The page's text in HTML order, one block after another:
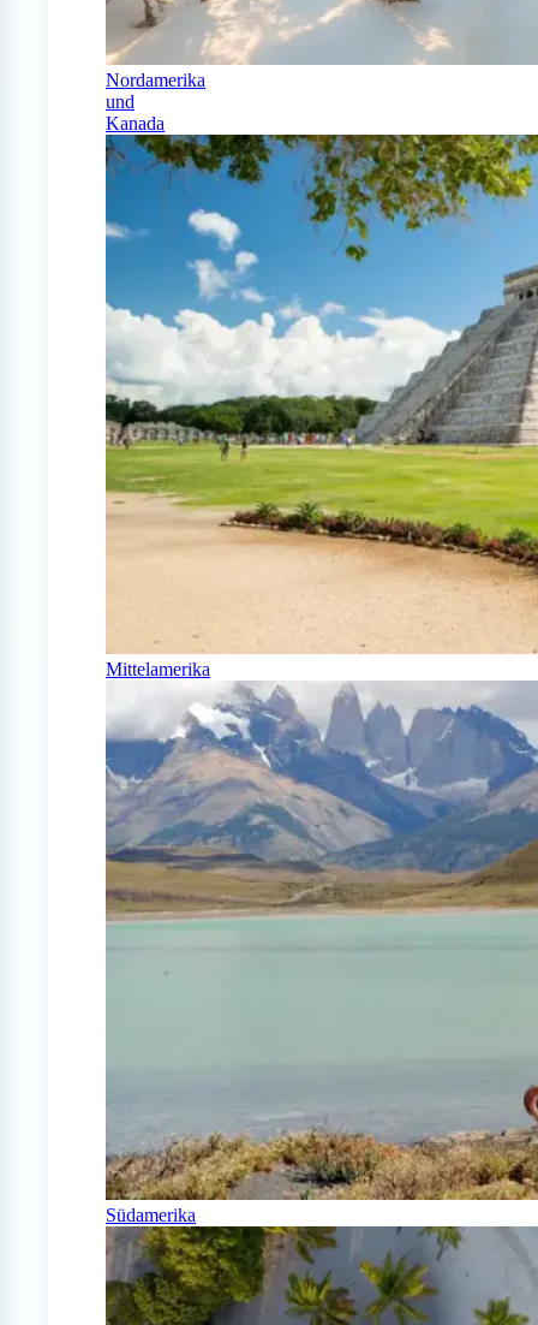
Nordamerika
und
Kanada
Mittelamerika
Südamerika